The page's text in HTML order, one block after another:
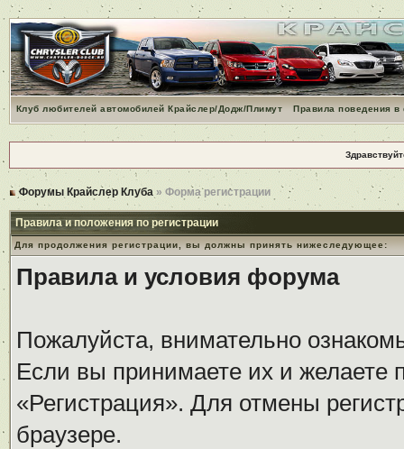
Клуб любителей автомобилей Крайслер/Додж/Плимут Правила поведения
Форумы Крайслер Клуба » Форма регистрации
Правила и положения по регистрации
Для продолжения регистрации, вы должны принять нижеследующее:
Правила и условия форума
Пожалуйста, внимательно
Если вы принимаете их и желаете
«Регистрация». Для отмены
браузере.